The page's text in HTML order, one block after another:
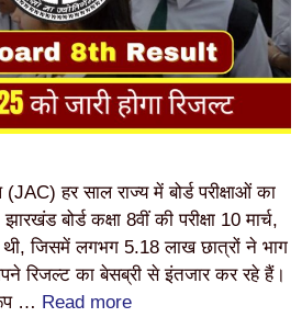
हर साल राज्य में बोर्ड परीक्षाओं का
बोर्ड कक्षा 8वीं की परीक्षा 10 मार्च,
जिसमें लगभग 5.18 लाख छात्रों ने भाग
रिजल्ट का बेसब्री से इंतजार कर रहे हैं।
… Read more